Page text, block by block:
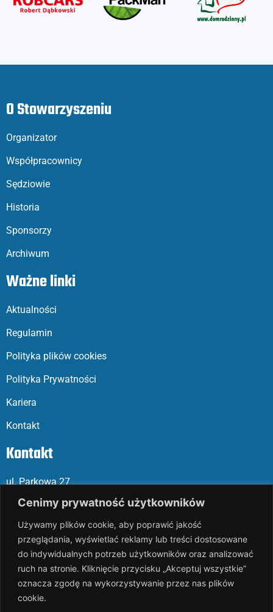
Cenimy prywatność użytkowników
Używamy plików cookie, aby poprawić jakość
przeglądania, wyświetlać reklamy lub treści dostosowane
do indywidualnych potrzeb użytkowników oraz analizować
ruch na stronie. Kliknięcie przycisku „Akceptuj wszystkie”
oznacza zgodę na wykorzystywanie przez nas plików
cookie.
O Stowarzyszeniu
Organizator
Współpracownicy
Sędziowie
Historia
Sponsorzy
Archiwum
Ważne linki
Aktualności
Regulamin
Polityka plików cookies
Polityka Prywatności
Kariera
Kontakt
Kontakt
ul. Parkowa 27
05-120 Legionowo
Mail: slalp@slalp.com.pl
Telefon: 732 86 6 667 | 731 466 667
KRS 0000289744
NIP 536-18 3-07-25
REGON 1411